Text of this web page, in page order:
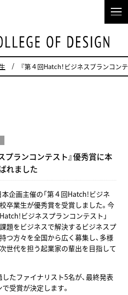
『第４回Hatch！ビジネスプランコ
プランコンテスト』優秀賞に本
れました
企画主催の「第４回Hatch!ビジネ
卒業生が優秀賞を受賞しました。今
ビジネスプランコンテスト」
題をビジネスで解決するビジネスプ
つ方々を全国から広く募集し、多様
世代を担う起業家の輩出を目指して
たファイナリスト5名が、最終発表
受賞が決定します。